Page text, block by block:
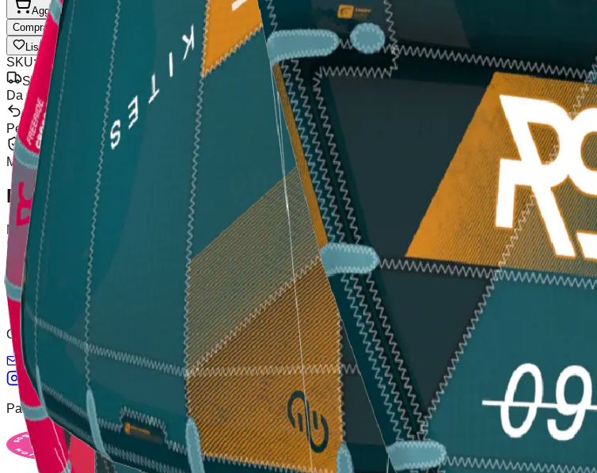
Aggiungi al Carrello
Compra Ora
Lista dei Desideri
SKU:
Eleveight RSV8
Spedizione Gratuita
Da €100
Resi
Per 30 Giorni
Garanzia
Marchio Ufficiale
Descrizione
Freeride ad alte prestazioni Versatile con un'enorme gamma di vento per tutti gli stili di navigazione
prestazioni in tutte le condizioni Portanza incredibile e facile andatura di bolina
Orgogliosamente partner di Eleveight come distributore ufficiale
info@azulkiteboarding.com +34 678 67 51 70
Partner
sognicanarias.com